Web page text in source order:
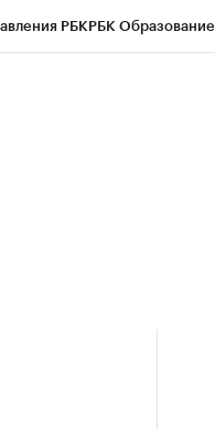
РБКРБК Образование